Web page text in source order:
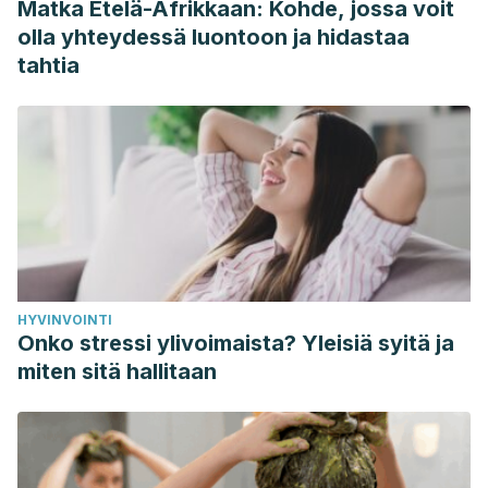
https://doi.org/10.1016/B978-0-323-47912-7.00022-6.
Matka Etelä-Afrikkaan: Kohde, jossa voit
olla yhteydessä luontoon ja hidastaa
tahtia
HYVINVOINTI
Onko stressi ylivoimaista? Yleisiä syitä ja
miten sitä hallitaan